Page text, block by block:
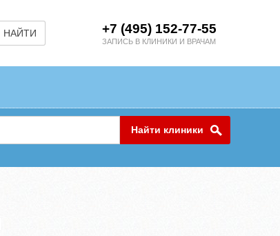
НАЙТИ +7 (495) 152-77-55
ЗАПИСЬ В КЛИНИКИ И ВРАЧАМ
Найти клиники